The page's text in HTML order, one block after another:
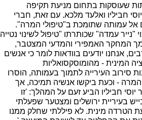
שעוסקות בתחום מניעת תקיפה
חביליו ואלעד מלכא. עם זאת, חברי
אל עמותה שתומכת ב"טיפולי המרה".
עמדה" שכותרתו "טיפול לשינוי נטייה
המחקר האמפירי והמדעי המצטבר,
אנחנו יודעים בוודאות לומר כי אנשים
המינית - מהומוסקסואליות
סירוב העירייה לתמוך בעמותה, הוסרו
- וכעת ביקשו אנשיה תמיכה, אך
חביליו הביע זעם על המהלך: 'זו
בעיריית ירושלים ומצטער שפעלתי
הטרדה מינית. לא פיללתי שחלק ממנו